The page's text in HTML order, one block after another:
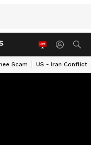
Scam US - Iran Conflict